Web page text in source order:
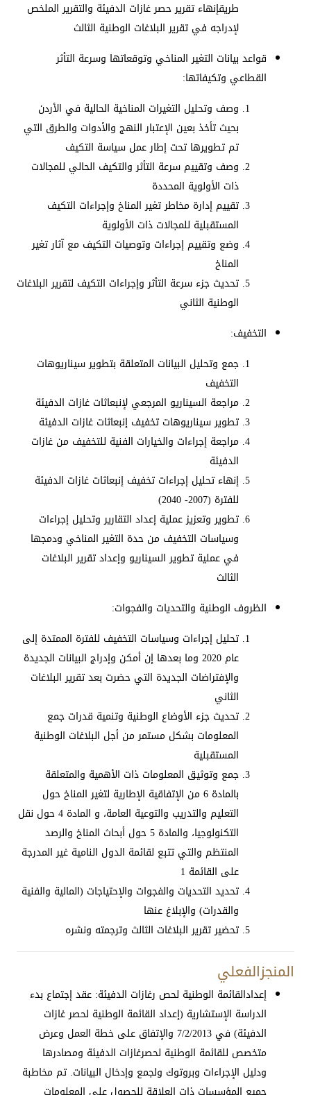
طريقإنهاء تقرير حصر غازات الدفيئة والتقرير الملخص
لإدراجه في تقرير البلاغات الوطنية الثالث
قواعد بيانات التغير المناخي وتوقعاتها وسرعة التأثر
القطاعي وتكيفاتها:
وصف وتحليل التغيرات المناخية الحالية في الأردن
بحيث تأخذ بعين الإعتبار النهج والأدوات والطرق التي
تم تطويرها تحت إطار عمل سياسة التكيف
وصف وتقييم سرعة التأثر والتكيف الحالي للمجالات
ذات الأولوية المحددة
تقييم إدارة مخاطر تغير المناخ وإجراءات التكيف
المستقبلية للمجالات ذات الأولوية
وضع وتقييم إجراءات وتوصيات التكيف مع آثار تغير
المناخ
تحديث جزء سرعة التأثر وإجراءات التكيف لتقرير البلاغات
الوطنية الثاني
التخفيف:
جمع وتحليل البيانات المتعلقة بتطوير سيناريوهات
التخفيف
مراجعة السيناريو المرجعي لإنبعاثات غازات الدفيئة
تطوير سيناريوهات تخفيف إنبعاثات غازات الدفيئة
مراجعة إجراءات والخيارات الفنية للتخفيف من غازات
الدفيئة
إنهاء تحليل إجراءات تخفيف إنبعاثات غازات الدفيئة
للفترة (2007- 2040)
تطوير وتعزيز عملية إعداد التقارير وتحليل إجراءات
وسياسات التخفيف من حدة التغير المناخي ودمجها
في عملية تطوير السيناريو وإعداد تقرير البلاغات
الثالث
الظروف الوطنية والتحديات والفجوات:
تحليل إجراءات وسياسات التخفيف للفترة الممتدة إلى
عام 2020 وما بعدها إن أمكن وإدراج البيانات الجديدة
والإفتراضات الجديدة التي حضرت بعد تقرير البلاغات
الثاني
تحديث جزء الأوضاع الوطنية وتنمية قدرات جمع
المعلومات بشكل مستمر من أجل البلاغات الوطنية
المستقبلية
جمع وتوثيق المعلومات ذات الأهمية والمتعلقة
بالمادة 6 من الإتفاقية الإطارية لتغير المناخ حول
التعليم والتدريب والتوعية العامة، و المادة 4 حول نقل
التكنولوجيا، والمادة 5 حول أبحاث المناخ والرصد
المنتظم والتي تتبع لقائمة الدول النامية غير المدرجة
على القائمة 1
تحديد التحديات والفجوات والإحتياجات (المالية والفنية
والقدرات) والإبلاغ عنها
تحضير تقرير البلاغات الثالث وترجمته ونشره
المنجزالفعلي
إعدادالقائمة الوطنية لحص رغازات الدفيئة: عقد إجتماع بدء
الدراسة الإستشارية (إعداد القائمة الوطنية لحصر غازات
الدفيئة) في 7/2/2013 والإتفاق على خطة العمل وعرض
متخصص للقائمة الوطنية لحصرغازات الدفيئة ومصادرها
ودليل الإجراءات وبروتوك ولجمع وإدخال البيانات. تم مخاطبة